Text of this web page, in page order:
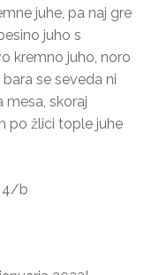
juhe, pa naj gre
juho s
kremno juho, noro
se seveda ni
skoraj
po žlici tople juhe
4/b